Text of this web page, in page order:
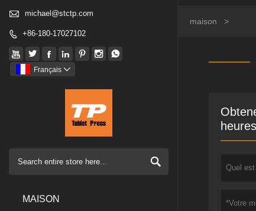
 michael@stctp.com
 +86-180-17027102
     

Français 

MAISON
maison >